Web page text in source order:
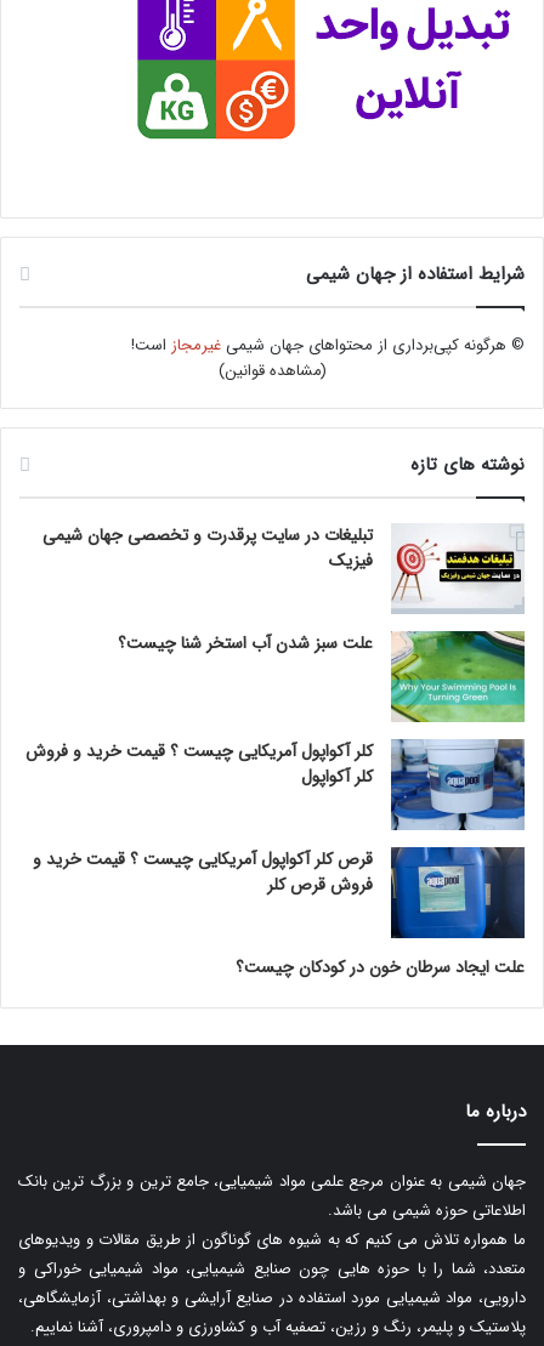
شرایط استفاده از جهان شیمی
© هرگونه کپی‌برداری از محتواهای جهان شیمیغیرمجاز است!
(مشاهده قوانین)
نوشته های تازه
تبلیغات در سایت پرقدرت و تخصصی جهان شیمی
فیزیک
علت سبز شدن آب استخر شنا چیست؟
کلر آکواپول آمریکایی چیست ؟ قیمت خرید و فروش
کلر آکواپول
قرص کلر آکواپول آمریکایی چیست ؟ قیمت خرید و
فروش قرص کلر
علت ایجاد سرطان خون در کودکان چیست؟
درباره ما
جهان شیمی به عنوان مرجع علمی مواد شیمیایی، جامع ترین و بزرگ ترین بانک
اطلاعاتی حوزه شیمی می باشد.
ما همواره تلاش می کنیم که به شیوه های گوناگون از طریق مقالات و ویدیوهای
متعدد، شما را با حوزه هایی چون صنایع شیمیایی، مواد شیمیایی خوراکی و
دارویی، مواد شیمیایی مورد استفاده در صنایع آرایشی و بهداشتی، آزمایشگاهی،
پلاستیک و پلیمر، رنگ و رزین، تصفیه آب و کشاورزی و دامپروری، آشنا نماییم.